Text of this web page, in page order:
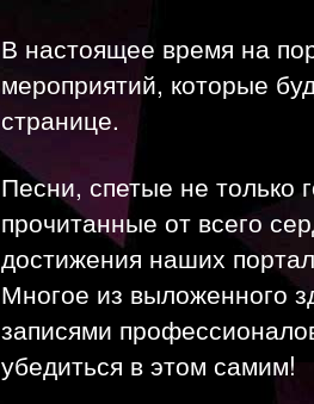
В настоящее время на
мероприятий, которые
странице.
Песни, спетые не только
прочитанные от всего
достижения наших
Многое из выложенного
записями
убедиться в этом самим!